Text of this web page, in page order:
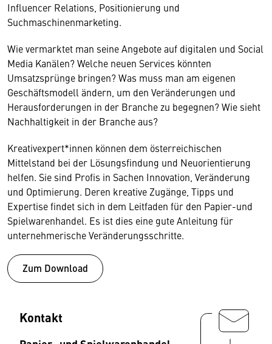
Influencer Relations, Positionierung und
Suchmaschinenmarketing.
Wie vermarktet man seine Angebote auf digitalen und Social
Media Kanälen? Welche neuen Services könnten
Umsatzsprünge bringen? Was muss man am eigenen
Geschäftsmodell ändern, um den Veränderungen und
Herausforderungen in der Branche zu begegnen? Wie sieht
Nachhaltigkeit in der Branche aus?
Kreativexpert*innen können dem österreichischen
Mittelstand bei der Lösungsfindung und Neuorientierung
helfen. Sie sind Profis in Sachen Innovation, Veränderung
und Optimierung. Deren kreative Zugänge, Tipps und
Expertise findet sich in dem Leitfaden für den Papier-und
Spielwarenhandel. Es ist dies eine gute Anleitung für
unternehmerische Veränderungsschritte.
Zum Download
Kontakt